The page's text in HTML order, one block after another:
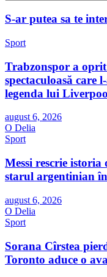
S-ar putea sa te
Sport
Trabzonspor a
spectaculoasă care
legenda lui
august 6, 2026
O Delia
Sport
Messi rescrie
starul argentinian
august 6, 2026
O Delia
Sport
Sorana Cîrstea
Toronto aduce o